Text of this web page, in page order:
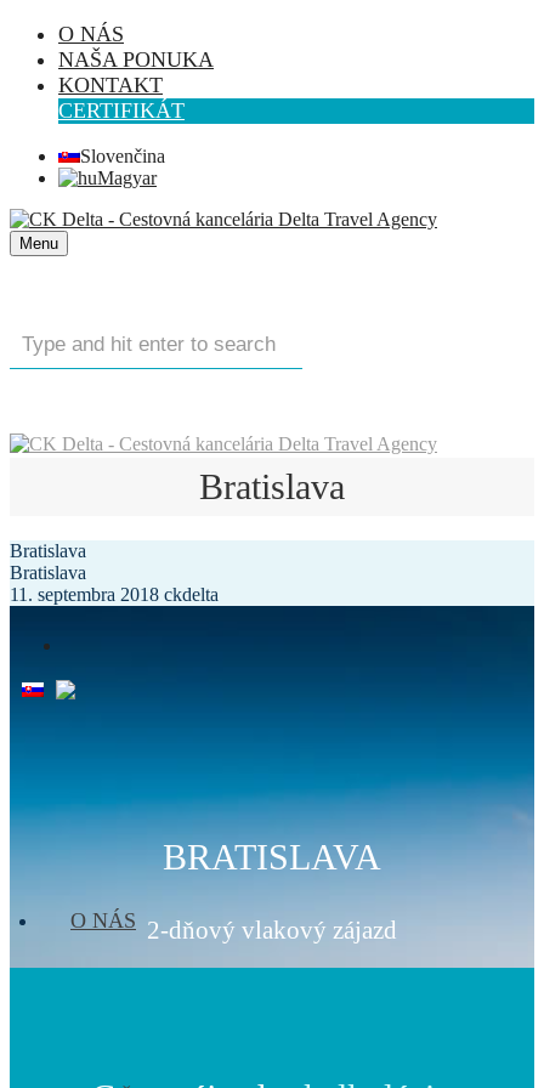
O NÁS
NAŠA PONUKA
KONTAKT
CERTIFIKÁT
Slovenčina
Magyar
Menu
O NÁS
Bratislava
Bratislava
Bratislava
11. septembra 2018 ckdelta
BRATISLAVA
2-dňový vlakový zájazd